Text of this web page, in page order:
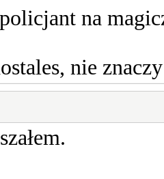
na
nie